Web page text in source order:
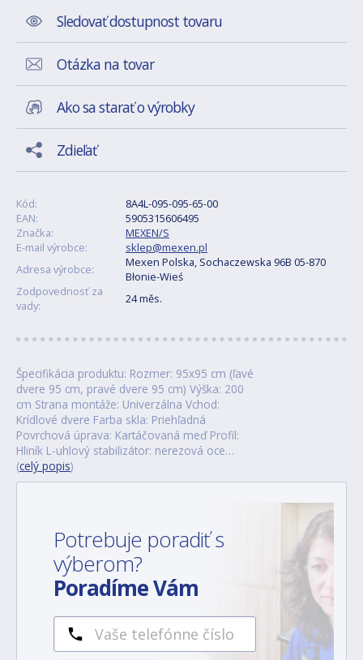
Sledovať dostupnost tovaru
Otázka na tovar
Ako sa starať o výrobky
Zdieľať
Kód:
8A4L-095-095-65-00
EAN:
5905315606495
Značka:
MEXEN/S
E-mail výrobce:
sklep@mexen.pl
Adresa výrobce:
Mexen Polska, Sochaczewska 96B 05-870
Błonie-Wieś
Zodpovednosť za
vady:
24 měs.
Špecifikácia produktu: Rozmer: 95x95 cm (ľavé
dvere 95 cm, pravé dvere 95 cm) Výška: 200
cm Strana montáže: Univerzálna Vchod:
Krídlové dvere Farba skla: Priehľadná
Povrchová úprava: Kartáčovaná meď Profil:
Hliník L-uhlový stabilizátor: nerezová oce…
(celý popis)
Potrebuje poradiť s
výberom?
Poradíme Vám